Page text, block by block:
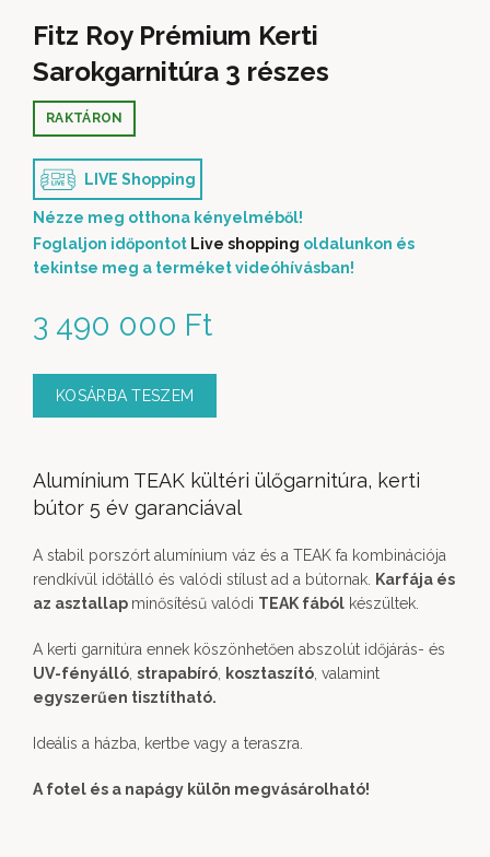
Fitz Roy Prémium Kerti
Sarokgarnitúra 3 részes
3 490 000 Ft
RAKTÁRON
LIVE Shopping
Nézze meg otthona kényelméből!
Foglaljon időpontot Live shopping oldalunkon és
tekintse meg a terméket videóhívásban!
KOSÁRBA TESZEM
Alumínium TEAK kültéri ülőgarnitúra, kerti
bútor 5 év garanciával
A stabil porszórt alumínium váz és a TEAK fa kombinációja
rendkívül időtálló és valódi stílust ad a bútornak.
Karfája és
az asztallap minősítésű valódi TEAK fából készültek.
A kerti garnitúra ennek köszönhetően abszolút időjárás- és
UV-fényálló strapabíró kosztaszító , valamint
egyszerűen tisztítható.
Ideális a házba, kertbe vagy a teraszra.
A fotel és a napágy külön megvásárolható!